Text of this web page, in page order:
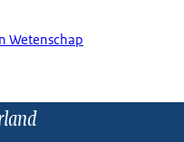
Wetenschap